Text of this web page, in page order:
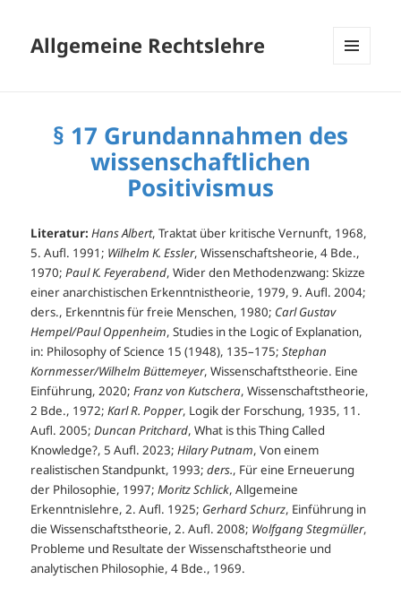
Allgemeine Rechtslehre
§ 17 Grundannahmen des
wissenschaftlichen
Positivismus
Literatur: Hans Albert, Traktat über kritische Vernunft, 1968,
5. Aufl. 1991; Wilhelm K. Essler, Wissenschaftsheorie, 4 Bde.,
1970;Paul K. Feyerabend, Wider den Methodenzwang: Skizze
einer anarchistischen Erkenntnistheorie, 1979, 9. Aufl. 2004;
ders., Erkenntnis für freie Menschen, 1980; Carl Gustav
Hempel/Paul Oppenheim, Studies in the Logic of Explanation,
in: Philosophy of Science 15 (1948), 135–175; Stephan
Kornmesser/Wilhelm Büttemeyer, Wissenschaftstheorie. Eine
Einführung, 2020;Franz von Kutschera, Wissenschaftstheorie,
2 Bde., 1972;Karl R. Popper, Logik der Forschung, 1935, 11.
Aufl. 2005;Duncan Pritchard, What is this Thing Called
Knowledge?, 5 Aufl. 2023;Hilary Putnam, Von einem
realistischen Standpunkt, 1993;ders., Für eine Erneuerung
der Philosophie, 1997;Moritz Schlick, Allgemeine
Erkenntnislehre, 2. Aufl. 1925; Gerhard Schurz, Einführung in
die Wissenschaftstheorie, 2. Aufl. 2008; Wolfgang Stegmüller,
Probleme und Resultate der Wissenschaftstheorie und
analytischen Philosophie, 4 Bde., 1969.